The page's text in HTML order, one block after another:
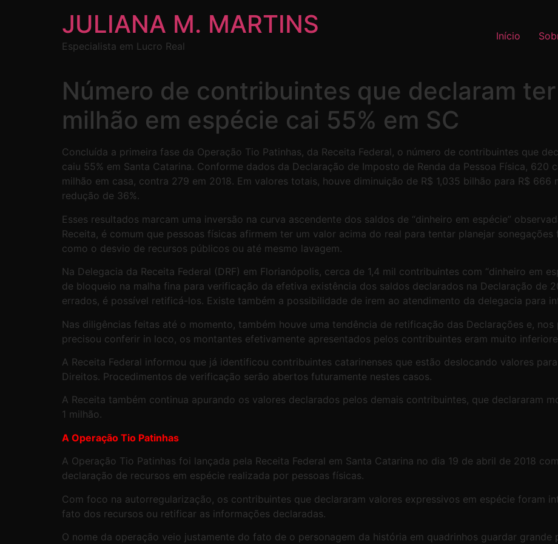
JULIANA M. MARTINS
Especialista em Lucro Real
Início
Número de contribuintes que declaram ter
milhão em espécie cai 55% em SC
Concluída a primeira fase da Operação Tio Patinhas, da Receita Federal, o número de contribuintes que
caiu 55% em Santa Catarina. Conforme dados da Declaração de Imposto de Renda da Pessoa Física, 620
milhão em casa, contra 279 em 2018. Em valores totais, houve diminuição de R$ 1,035 bilhão para R$
redução de 36%.
Esses resultados marcam uma inversão na curva ascendente dos saldos de “dinheiro em espécie”
Receita, é comum que pessoas físicas afirmem ter um valor acima do real para tentar planejar sonegações
como o desvio de recursos públicos ou até mesmo lavagem.
Na Delegacia da Receita Federal (DRF) em Florianópolis, cerca de 1,4 mil contribuintes com “dinheiro em
de bloqueio na malha fina para verificação da efetiva existência dos saldos declarados na Declaração de
errados, é possível retificá-los. Existe também a possibilidade de irem ao atendimento da delegacia para
Nas diligências feitas até o momento, também houve uma tendência de retificação das Declarações e,
precisou conferir in loco, os montantes efetivamente apresentados pelos contribuintes eram muito
A Receita Federal informou que já identificou contribuintes catarinenses que estão deslocando valores
Direitos. Procedimentos de verificação serão abertos futuramente nestes casos.
A Receita também continua apurando os valores declarados pelos demais contribuintes, que declararam
1 milhão.
A Operação Tio Patinhas
A Operação Tio Patinhas foi lançada pela Receita Federal em Santa Catarina no dia 19 de abril de 2018
declaração de recursos em espécie realizada por pessoas físicas.
Com foco na autorregularização, os contribuintes que declararam valores expressivos em espécie foram
fato dos recursos ou retificar as informações declaradas.
O nome da operação veio justamente do fato de o personagem da história em quadrinhos guardar grande